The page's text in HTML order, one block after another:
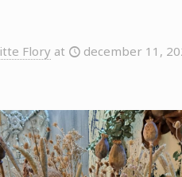
Flory at december 11,